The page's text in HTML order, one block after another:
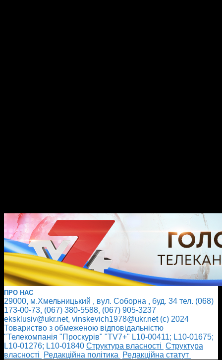
ПРО НАС
29000, м.Хмельницький , вул. Соборна , буд. 34 тел. (068)
173-00-73, (067) 380-5588, (067) 905-3237
eksklusiv@ukr.net, vinskevich1978@ukr.net (с) 2024
Товариство з обмеженою відповідальністю
"Телекомпанія "Проскурів" "TV7+" L10-00411; L10-01675;
L10-01276; L10-01840 Cтруктура власності Cтруктура
власності
Редакційна політика
Редакційна статут